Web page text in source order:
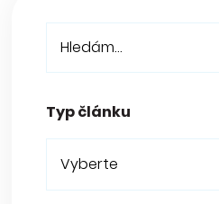
Typ článku
Vyberte